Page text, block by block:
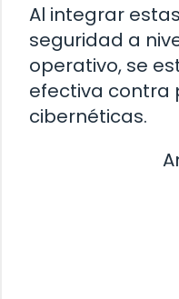
Al integrar
seguridad a
operativo, se
efectiva contra
cibernéticas.